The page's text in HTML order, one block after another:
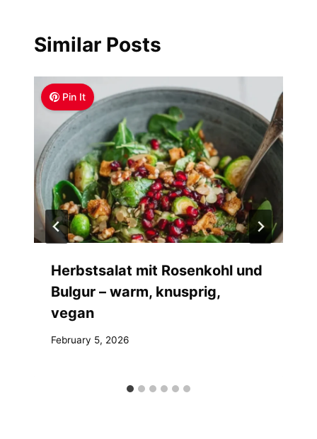
Similar Posts
Pin It
Herbstsalat mit Rosenkohl und
Bulgur – warm, knusprig,
vegan
February 5, 2026